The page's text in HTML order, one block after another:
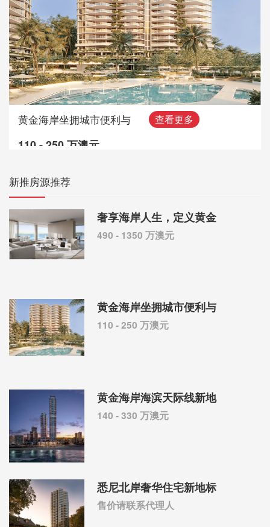
黄金海岸坐拥城市便利与
110 - 250 万澳元
查看更多
新推房源推荐
奢享海岸人生，定义黄金
490 - 1350 万澳元
黄金海岸坐拥城市便利与
110 - 250 万澳元
黄金海岸海滨天际线新地
140 - 330 万澳元
悉尼北岸奢华住宅新地标
售价请联系代理人